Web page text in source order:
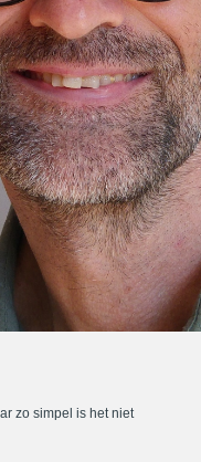
zo simpel is het niet